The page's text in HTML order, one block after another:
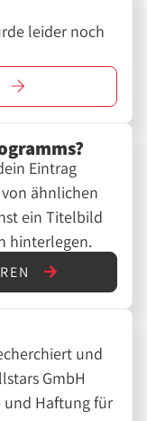
leider noch
Eintrag
ähnlichen
ein Titelbild
hinterlegen.
und
GmbH
und Haftung für